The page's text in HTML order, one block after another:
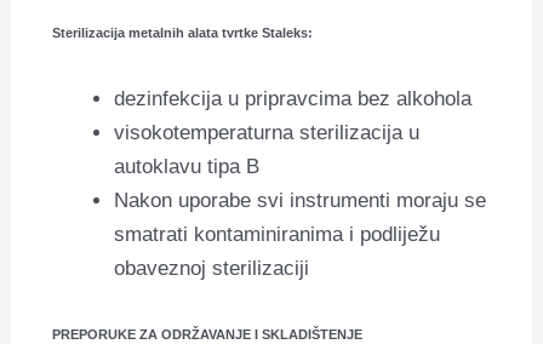
Sterilizacija metalnih alata tvrtke Staleks:
dezinfekcija u pripravcima bez alkohola
visokotemperaturna sterilizacija u
autoklavu tipa B
Nakon uporabe svi instrumenti moraju se
smatrati kontaminiranima i podliježu
obaveznoj sterilizaciji
PREPORUKE ZA ODRŽAVANJE I SKLADIŠTENJE